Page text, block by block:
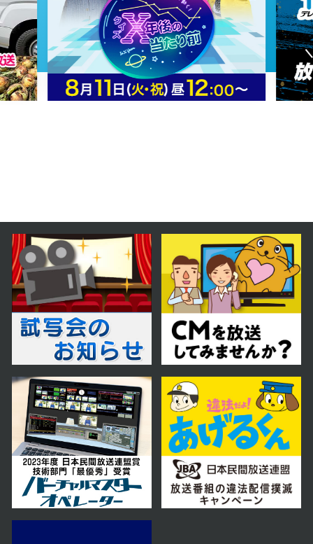
2025年01月14日 放送
第18話 宣祖暗殺計画
2025年01月09日 放送
第16話 戦の爪痕
2025年01月08日 放送
第15話 漢陽奪還
2025年01月07日 放送
第14話 譲位宣言